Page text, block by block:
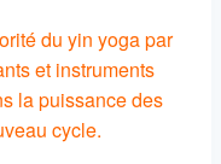
du yin yoga par
et instruments
la puissance des
cycle.